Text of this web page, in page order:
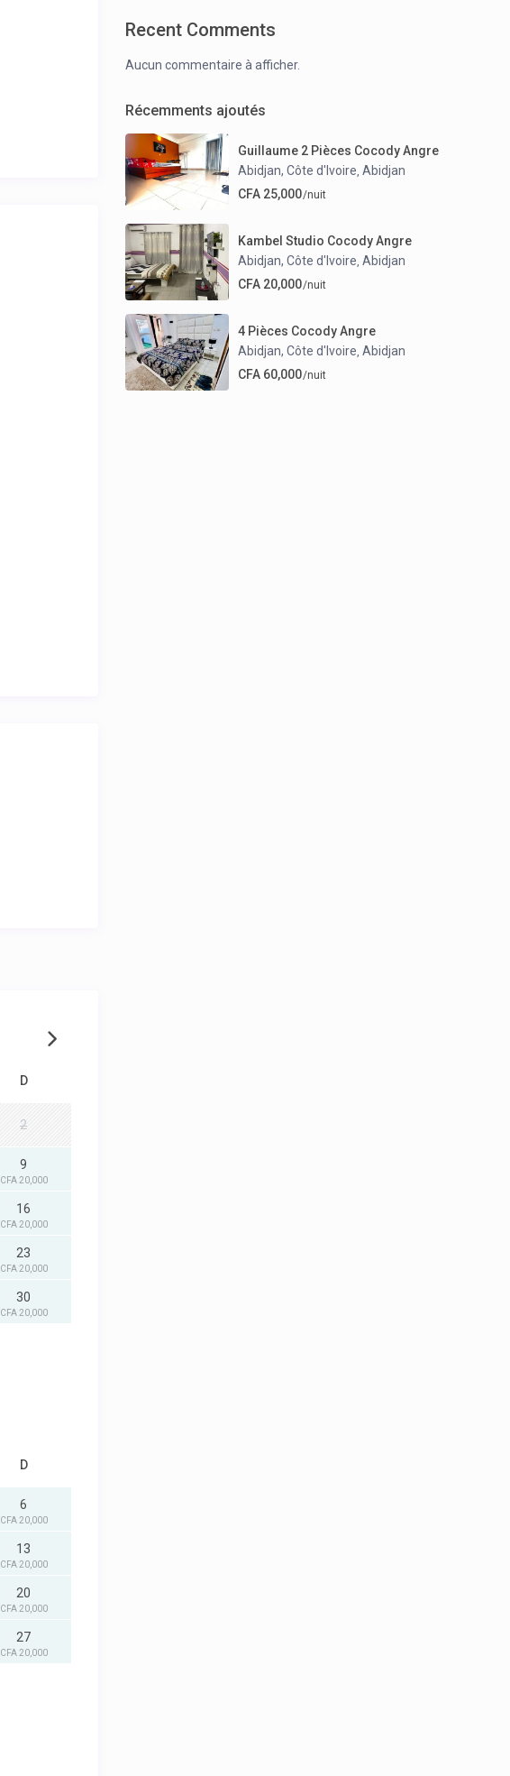
D
2
9
CFA 20,000
16
CFA 20,000
23
CFA 20,000
30
CFA 20,000
D
6
CFA 20,000
13
CFA 20,000
20
CFA 20,000
27
CFA 20,000
Recent Comments
Aucun commentaire à afficher.
Récemments ajoutés
Guillaume 2 Pièces Cocody Angre
Abidjan, Côte d'Ivoire Abidjan
CFA 25,000/nuit
Kambel Studio Cocody Angre
Abidjan, Côte d'Ivoire Abidjan
CFA 20,000/nuit
4 Pièces Cocody Angre
Abidjan, Côte d'Ivoire Abidjan
CFA 60,000/nuit